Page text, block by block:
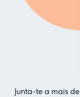
Junta-te a mais de